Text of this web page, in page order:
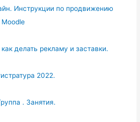
Инструкции по продвижению
Moodle
делать рекламу и заставки.
2022.
. Занятия.